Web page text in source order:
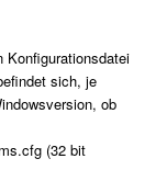
Konfigurationsdatei
sich, je
ob
(32 bit